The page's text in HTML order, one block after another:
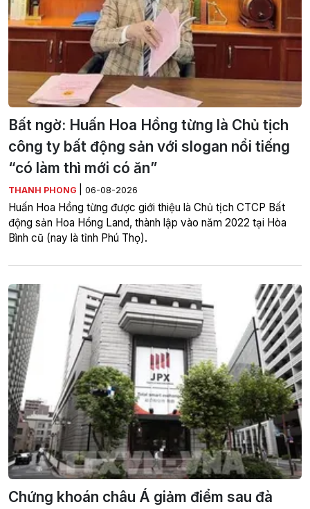
Bất ngờ: Huấn Hoa Hồng từng là Chủ tịch
công ty bất động sản với slogan nổi tiếng
“có làm thì mới có ăn”
THANH PHONG 06-08-2026
Huấn Hoa Hồng từng được giới thiệu là Chủ tịch CTCP Bất
động sản Hoa Hồng Land, thành lập vào năm 2022 tại Hòa
Bình cũ (nay là tỉnh Phú Thọ).
Chứng khoán châu Á giảm điểm sau đà